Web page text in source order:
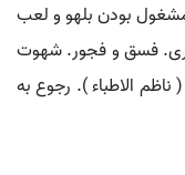
بودن بلهو و لعب
فسق و فجور. شهوت
الاطباء ). رجوع به